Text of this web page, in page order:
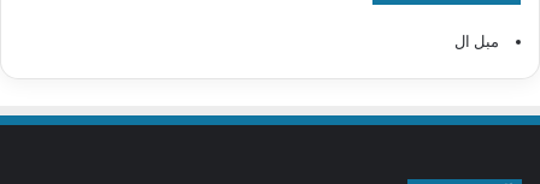
مبل ال